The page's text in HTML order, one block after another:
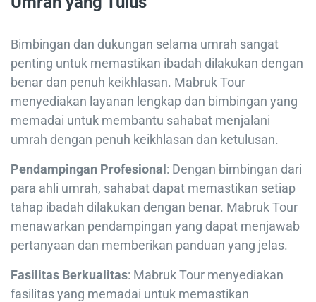
Bimbingan dan dukungan selama umrah sangat
penting untuk memastikan ibadah dilakukan dengan
benar dan penuh keikhlasan. Mabruk Tour
menyediakan layanan lengkap dan bimbingan yang
memadai untuk membantu sahabat menjalani
umrah dengan penuh keikhlasan dan ketulusan.
Pendampingan Profesional: Dengan bimbingan dari
para ahli umrah, sahabat dapat memastikan setiap
tahap ibadah dilakukan dengan benar. Mabruk Tour
menawarkan pendampingan yang dapat menjawab
pertanyaan dan memberikan panduan yang jelas.
Fasilitas Berkualitas: Mabruk Tour menyediakan
fasilitas yang memadai untuk memastikan